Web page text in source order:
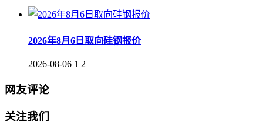
2026年8月6日取向硅钢报价
2026-08-06 1 2
网友评论
关注我们